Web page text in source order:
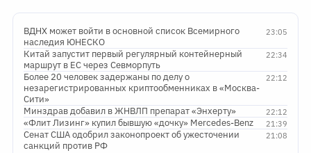
23:05
ВДНХ может войти в основной список Всемирного
наследия ЮНЕСКО
22:34
Китай запустит первый регулярный контейнерный
маршрут в ЕС через Севморпуть
22:12
Более 20 человек задержаны по делу о
незарегистрированных криптообменниках в «Москва-
Сити»
22:12
Минздрав добавил в ЖНВЛП препарат «Энхерту»
21:39
«Флит Лизинг» купил бывшую «дочку» Mercedes-Benz
21:08
Сенат США одобрил законопроект об ужесточении
санкций против РФ